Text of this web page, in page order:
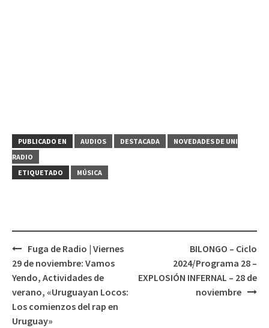
PUBLICADO EN AUDIOS DESTACADA
NOVEDADES DE UNI
RADIO
ETIQUETADO
MÚSICA
Navegación
de
entradas
Fuga de Radio | Viernes
29 de noviembre: Vamos
Yendo, Actividades de
verano, «Uruguayan Locos:
Los comienzos del rap en
Uruguay»
BILONGO – Ciclo
2024/Programa 28 –
EXPLOSIÓN INFERNAL – 28 de
noviembre